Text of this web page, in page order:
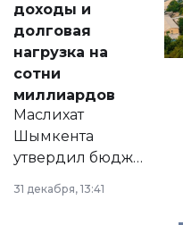
доходы и
долговая
нагрузка на
сотни
миллиардов
Маслихат
Шымкента
утвердил бюджет
города на 2026–
2028 годы.
31 декабря, 13:41